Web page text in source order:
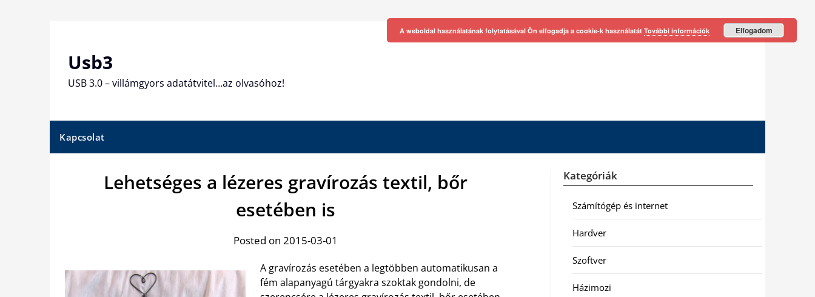
Usb3
USB 3.0 – villámgyors adatátvitel…az olvasóhoz!
Kapcsolat
Lehetséges a lézeres gravírozás textil, bőr
esetében is
Posted on 2015-03-01
A gravírozás esetében a legtöbben automatikusan a
fém alapanyagú tárgyakra szoktak gondolni, de
Kategóriák
Számítógép és internet
Hardver
Szoftver
Házimozi
A weboldal használatának folytatásával Ön elfogadja a cookie-k használatát További információk Elfogadom